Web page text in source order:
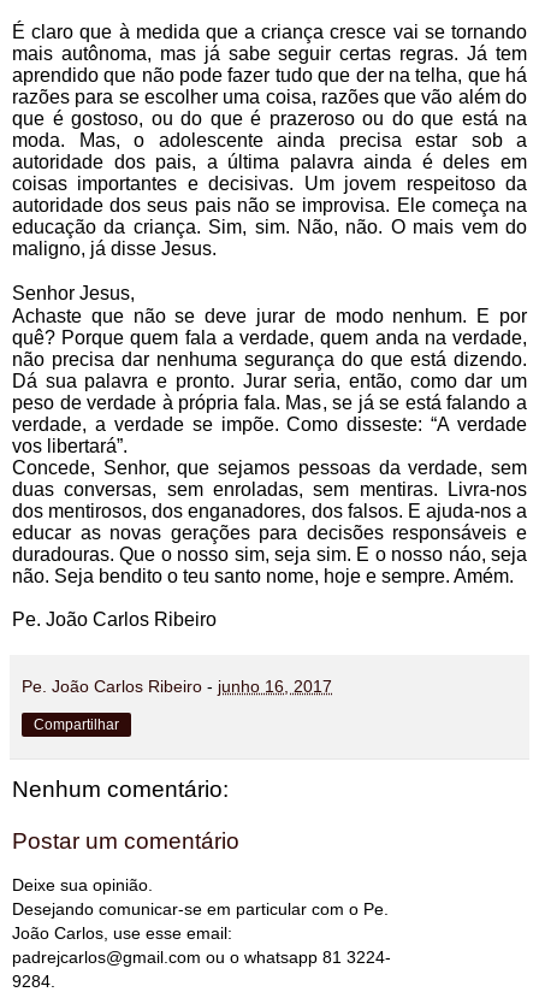
É claro que à medida que a criança cresce vai se tornando
mais autônoma, mas já sabe seguir certas regras. Já tem
aprendido que não pode fazer tudo que der na telha, que há
razões para se escolher uma coisa, razões que vão além do
que é gostoso, ou do que é prazeroso ou do que está na
moda. Mas, o adolescente ainda precisa estar sob a
autoridade dos pais, a última palavra ainda é deles em
coisas importantes e decisivas. Um jovem respeitoso da
autoridade dos seus pais não se improvisa. Ele começa na
educação da criança. Sim, sim. Não, não. O mais vem do
maligno, já disse Jesus.
Senhor Jesus,
Achaste que não se deve jurar de modo nenhum. E por
quê? Porque quem fala a verdade, quem anda na verdade,
não precisa dar nenhuma segurança do que está dizendo.
Dá sua palavra e pronto. Jurar seria, então, como dar um
peso de verdade à própria fala. Mas, se já se está falando a
verdade, a verdade se impõe. Como disseste: “A verdade
vos libertará”.
Concede, Senhor, que sejamos pessoas da verdade, sem
duas conversas, sem enroladas, sem mentiras. Livra-nos
dos mentirosos, dos enganadores, dos falsos. E ajuda-nos a
educar as novas gerações para decisões responsáveis e
duradouras. Que o nosso sim, seja sim. E o nosso náo, seja
não. Seja bendito o teu santo nome, hoje e sempre. Amém.
Pe. João Carlos Ribeiro
Pe. João Carlos Ribeiro - junho 16, 2017
Compartilhar
Nenhum comentário:
Postar um comentário
Deixe sua opinião.
Desejando comunicar-se em particular com o Pe.
João Carlos, use esse email:
padrejcarlos@gmail.com ou o whatsapp 81 3224-
9284.